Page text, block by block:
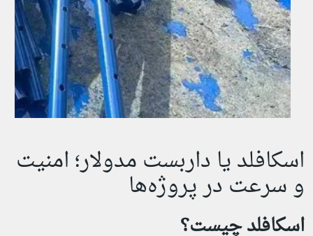
اسکافلد یا داربست مدولار؛ امنیت
و سرعت در پروژه‌ها
اسکافلد چیست؟